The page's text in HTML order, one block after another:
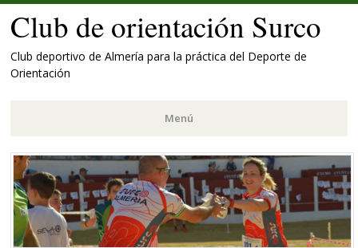
Club de orientación Surco
Club deportivo de Almería para la práctica del Deporte de
Orientación
Menú
Saltar
al
contenido.